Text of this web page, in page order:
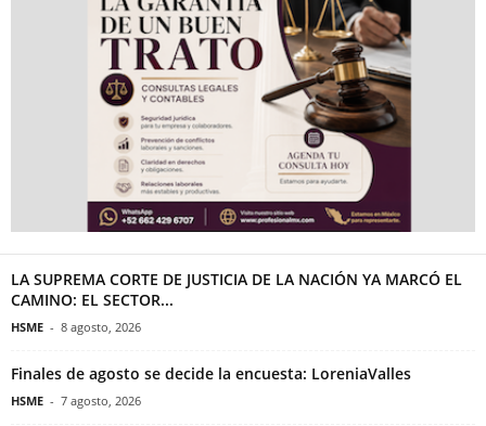
LA SUPREMA CORTE DE JUSTICIA DE LA NACIÓN YA MARCÓ EL
CAMINO: EL SECTOR...
HSME - 8 agosto, 2026
Finales de agosto se decide la encuesta: LoreniaValles
HSME - 7 agosto, 2026